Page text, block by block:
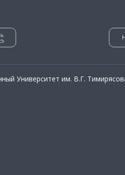
Университет им. В.Г.